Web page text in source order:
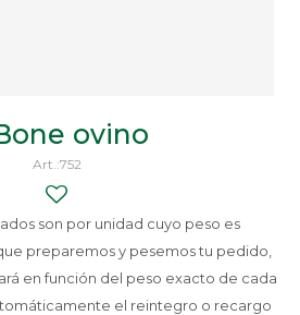
ovino
752
son por unidad cuyo peso es
preparemos y pesemos tu pedido,
en función del peso exacto de cada
el reintegro o recargo